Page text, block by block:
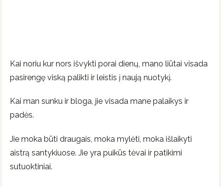
Kai noriu kur nors išvykti porai dienų, mano liūtai visada
pasirengę viską palikti ir leistis į naują nuotykį.
Kai man sunku ir bloga, jie visada mane palaikys ir
padės.
Jie moka būti draugais, moka mylėti, moka išlaikyti
aistrą santykiuose. Jie yra puikūs tėvai ir patikimi
sutuoktiniai.